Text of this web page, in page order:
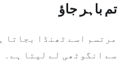
تم باہر جاؤ
مرتسم اسے ٹھنڈا بجاتا
سے انگوٹھی لے لیتا ہے۔